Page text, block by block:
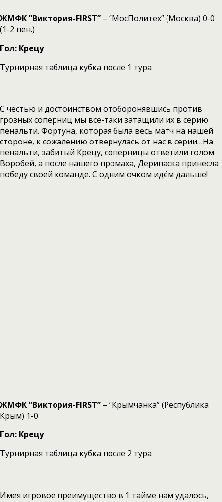
ЖМФК ”Виктория-FIRST” – “МосПолитех” (Москва) 0-0
(1-2 пен.)
Гол: Крецу
Турнирная таблица кубка после 1 тура
С честью и достоинством отоборонявшись против
грозных соперниц мы всё-таки затащили их в серию
пенальти. Фортуна, которая была весь матч на нашей
стороне, к сожалению отвернулась от нас в серии…На
пенальти, забитый Крецу, соперницы ответили голом
Воробей, а после нашего промаха, Дерипаска принесла
победу своей команде. С одним очком идём дальше!
ЖМФК ”Виктория-FIRST” – “Крымчанка” (Республика
Крым) 1-0
Гол: Крецу
Турнирная таблица кубка после 2 тура
Имея игровое преимущество в 1 тайме нам удалось,